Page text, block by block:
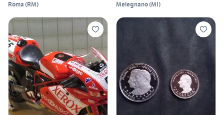
Roma (RM) Melegnano(MI)